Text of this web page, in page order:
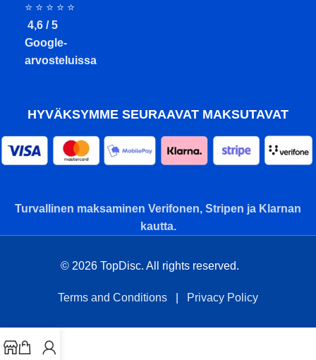
⭐ ⭐ ⭐ ⭐ ⭐
4,6 / 5
Google-
arvosteluissa
HYVÄKSYMME SEURAAVAT MAKSUTAVAT
Turvallinen maksaminen Verifonen, Stripen ja Klarnan
kautta.
© 2026 TopDisc. All rights reserved.
Terms and Conditions Privacy Policy